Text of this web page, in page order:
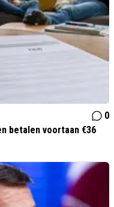
0
betalen voortaan €36